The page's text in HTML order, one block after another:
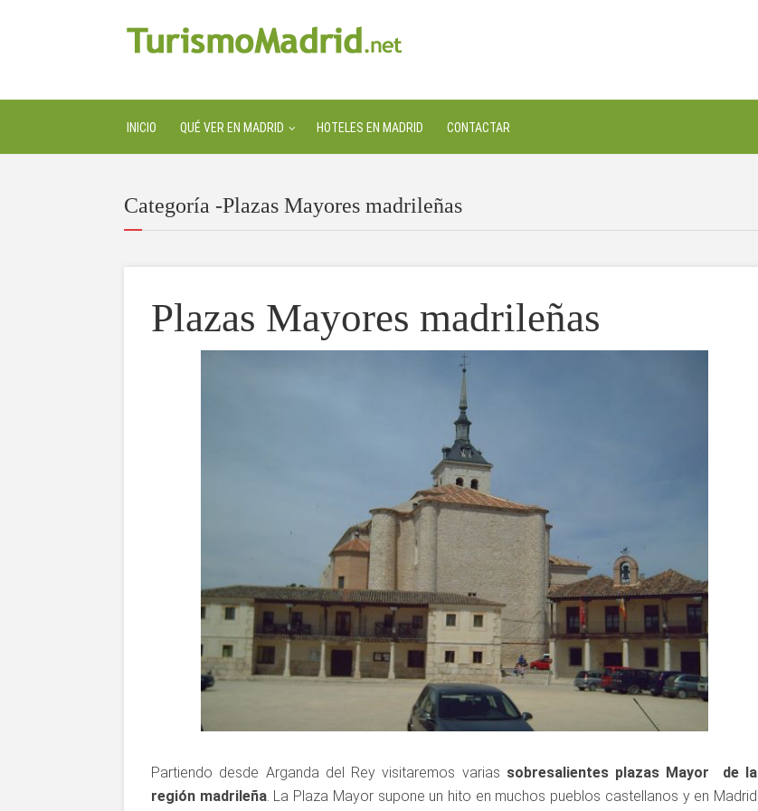
INICIO QUÉ VER EN MADRID HOTELES EN MADRID CONTACTAR
Categoría -Plazas Mayores madrileñas
Plazas Mayores madrileñas
Partiendo desde Arganda del Rey visitaremos varias sobresalientes plazas Mayor de la
región madrileña. La Plaza Mayor supone un hito en muchos pueblos castellanos y en Madrid